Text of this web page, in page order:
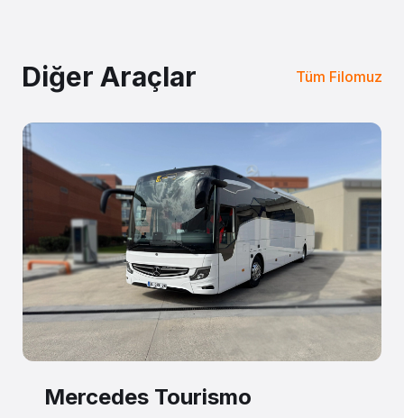
Diğer Araçlar Tüm Filomuz
Mercedes Tourismo